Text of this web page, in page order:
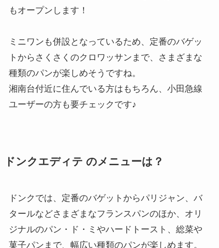
もオープンします！
ミニワンも併設となっているため、定番のバゲッ
トからさくさくのクロワッサンまで、さまざまな
種類のパンが楽しめそうですね。
湘南台付近に住んでいる方はもちろん、小田急線
ユーザーの方も要チェックです♪
ドンクエディテ のメニューは？
ドンクでは、定番のバゲットからパリジャン、バ
タールなどさまざまなフランスパンのほか、オリ
ジナルのパン・ド・ミやハードトースト、総菜や
菓子パンまで、幅広い種類のパンが楽しめます。